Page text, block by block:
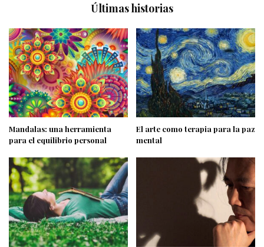
Últimas historias
Mandalas: una herramienta
para el equilibrio personal
El arte como terapia para la paz
mental